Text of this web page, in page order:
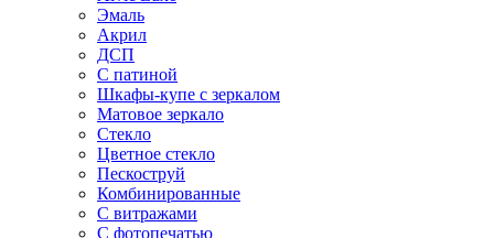
Эмаль
Акрил
ДСП
С патиной
Шкафы-купе с зеркалом
Матовое зеркало
Стекло
Цветное стекло
Пескоструй
Комбинированные
С витражами
С фотопечатью